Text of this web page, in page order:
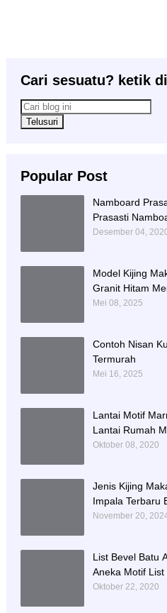
Cari sesuatu? ketik
Popular Post
Namboard
Prasasti
Tulungagung
Desember 04,
Model Kijing
Granit Hitam
Mei 08, 2025
Contoh Nisan
Termurah
Mei 16, 2025
Lantai Motif
Lantai Rumah
Oktober 08, 2020
Jenis Kijing
Impala Terbaru
Sejahtera
November 20,
List Bevel Batu
Aneka Motif List
Oktober 22, 2020